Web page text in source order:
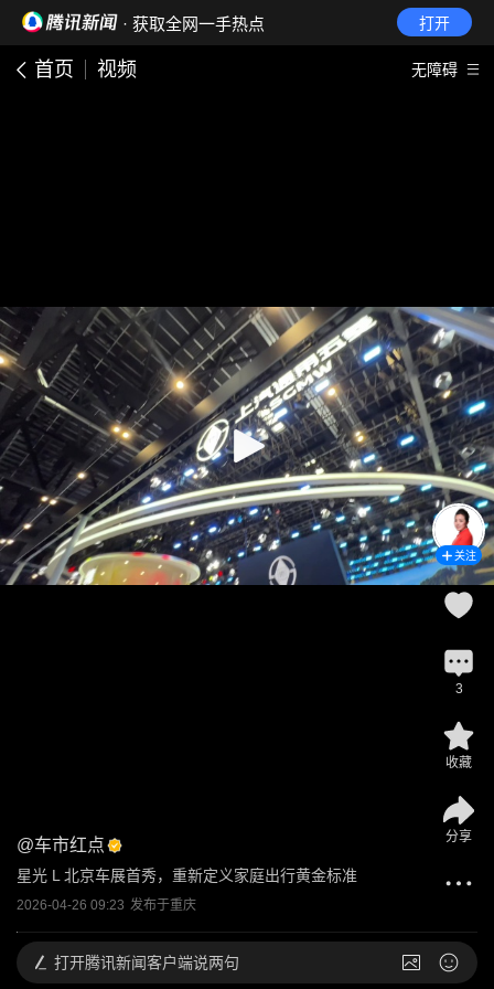
· 获取全网一手热点 打开
首页 视频 无障碍
@车市红点
星光 L 北京车展首秀，重新定义家庭出行黄金标准
2026-04-26 09:23 发布于重庆
关注
3
收藏
分享
打开腾讯新闻客户端说两句